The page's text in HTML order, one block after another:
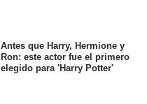
Antes que Harry, Hermione y
Ron: este actor fue el primero
elegido para 'Harry Potter'